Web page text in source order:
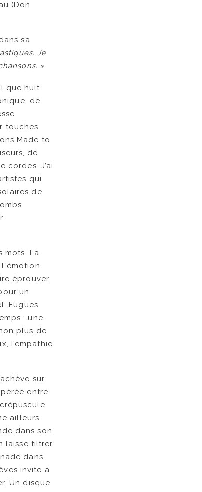
(Don
sa
Je
»
que huit.
de
touches
Made to
de
cordes. J’ai
qui
de
mots. La
éprouver.
un
Fugues
: une
plus de
l’empathie
sur
entre
ailleurs
dans son
laisse filtrer
dans
invite à
Un disque